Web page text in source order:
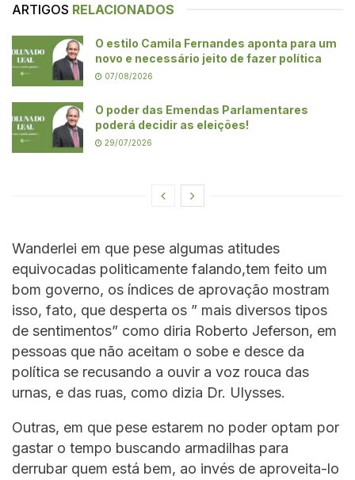
ARTIGOS RELACIONADOS
O estilo Camila Fernandes aponta para um
novo e necessário jeito de fazer política
07/08/2026
O poder das Emendas Parlamentares
poderá decidir as eleições!
29/07/2026
Wanderlei em que pese algumas atitudes
equivocadas politicamente falando,tem feito um
bom governo, os índices de aprovação mostram
isso, fato, que desperta os ” mais diversos tipos
de sentimentos” como diria Roberto Jeferson, em
pessoas que não aceitam o sobe e desce da
política se recusando a ouvir a voz rouca das
urnas, e das ruas, como dizia Dr. Ulysses.
Outras, em que pese estarem no poder optam por
gastar o tempo buscando armadilhas para
derrubar quem está bem, ao invés de aproveita-lo